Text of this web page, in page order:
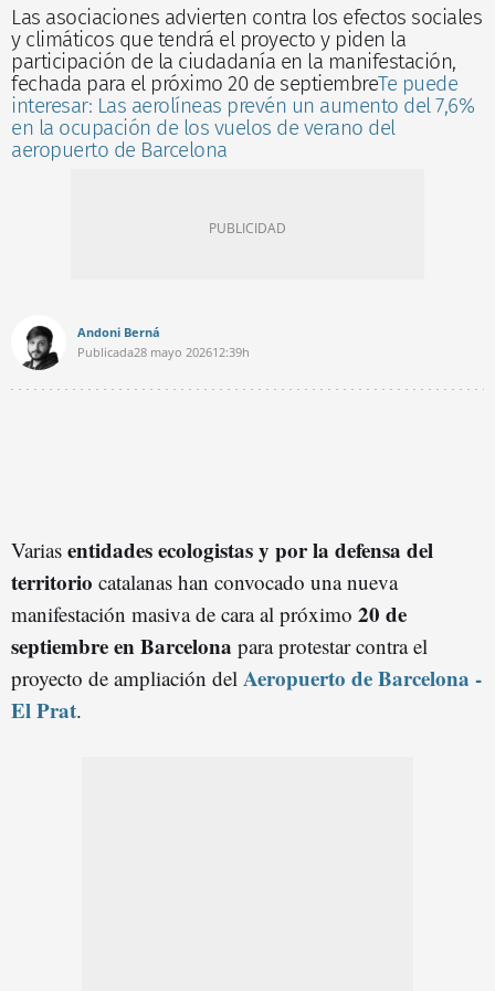
Las asociaciones advierten contra los efectos sociales
y climáticos que tendrá el proyecto y piden la
participación de la ciudadanía en la manifestación,
fechada para el próximo 20 de septiembreTe puede
interesar: Las aerolíneas prevén un aumento del 7,6%
en la ocupación de los vuelos de verano del
aeropuerto de Barcelona
Andoni Berná
Publicada28 mayo 202612:39h
Varias entidades ecologistas y por la defensa del
territorio catalanas han convocado una nueva
manifestación masiva de cara al próximo 20 de
septiembre en Barcelona para protestar contra el
proyecto de ampliación del Aeropuerto de Barcelona -
El Prat.